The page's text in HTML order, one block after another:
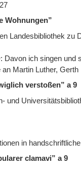
Wohnungen”
Landesbibliothek zu
Davon ich singen und
Martin Luther, Gerth
verstoßen” a 9
und
in
clamavi” a 9